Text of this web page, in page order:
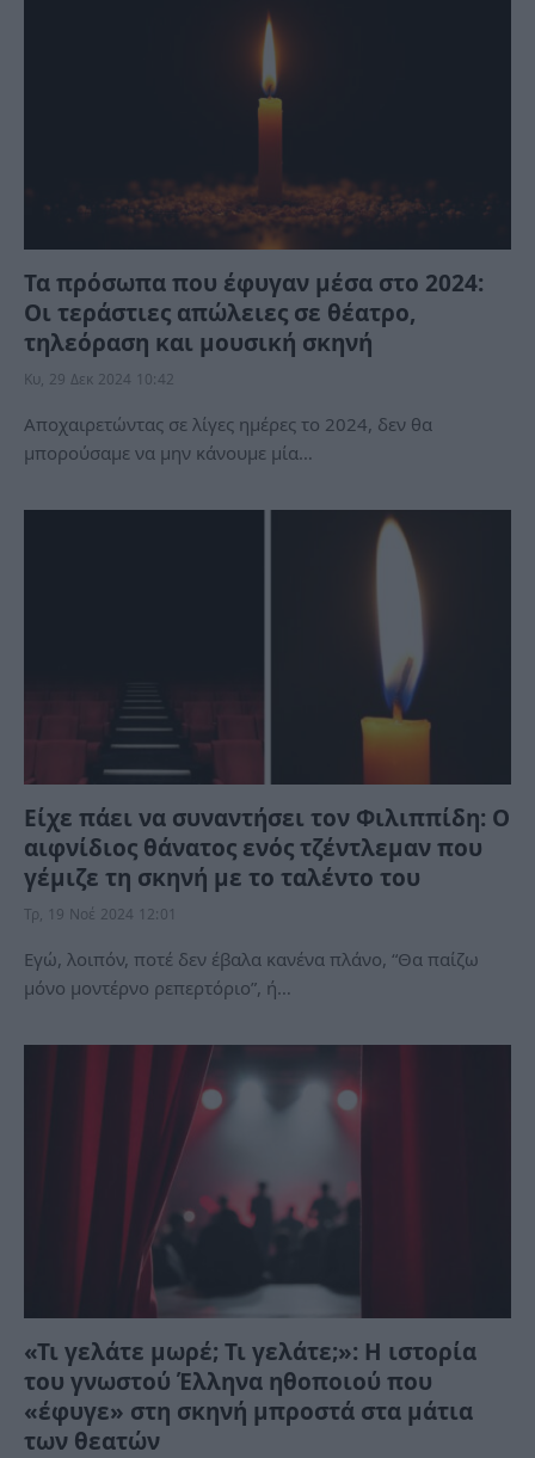
Τα πρόσωπα που έφυγαν μέσα στο 2024:
Οι τεράστιες απώλειες σε θέατρο,
τηλεόραση και μουσική σκηνή
Κυ, 29 Δεκ 2024 10:42
Αποχαιρετώντας σε λίγες ημέρες το 2024, δεν θα
μπορούσαμε να μην κάνουμε μία…
Είχε πάει να συναντήσει τον Φιλιππίδη: Ο
αιφνίδιος θάνατος ενός τζέντλεμαν που
γέμιζε τη σκηνή με το ταλέντο του
Τρ, 19 Νοέ 2024 12:01
Εγώ, λοιπόν, ποτέ δεν έβαλα κανένα πλάνο, “Θα παίζω
μόνο μοντέρνο ρεπερτόριο”, ή…
«Τι γελάτε μωρέ; Τι γελάτε;»: Η ιστορία
του γνωστού Έλληνα ηθοποιού που
«έφυγε» στη σκηνή μπροστά στα μάτια
των θεατών